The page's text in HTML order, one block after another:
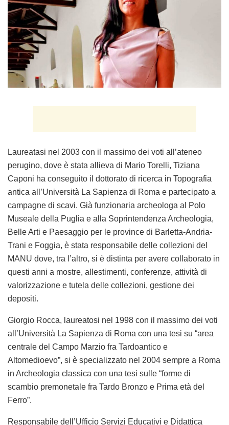
Laureatasi nel 2003 con il massimo dei voti all’ateneo
perugino, dove è stata allieva di Mario Torelli, Tiziana
Caponi ha conseguito il dottorato di ricerca in Topografia
antica all’Università La Sapienza di Roma e partecipato a
campagne di scavi. Già funzionaria archeologa al Polo
Museale della Puglia e alla Soprintendenza Archeologia,
Belle Arti e Paesaggio per le province di Barletta-Andria-
Trani e Foggia, è stata responsabile delle collezioni del
MANU dove, tra l’altro, si è distinta per avere collaborato in
questi anni a mostre, allestimenti, conferenze, attività di
valorizzazione e tutela delle collezioni, gestione dei
depositi.
Giorgio Rocca, laureatosi nel 1998 con il massimo dei voti
all’Università La Sapienza di Roma con una tesi su “area
centrale del Campo Marzio fra Tardoantico e
Altomedioevo”, si è specializzato nel 2004 sempre a Roma
in Archeologia classica con una tesi sulle “forme di
scambio premonetale fra Tardo Bronzo e Prima età del
Ferro”.
Responsabile dell’Ufficio Servizi Educativi e Didattica